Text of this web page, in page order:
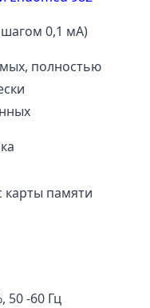
0,1 мА)
полностью
карты памяти
50 -60 Гц